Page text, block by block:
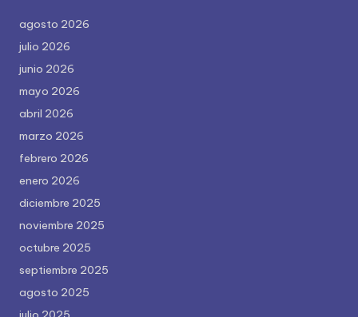
agosto 2026
julio 2026
junio 2026
mayo 2026
abril 2026
marzo 2026
febrero 2026
enero 2026
diciembre 2025
noviembre 2025
octubre 2025
septiembre 2025
agosto 2025